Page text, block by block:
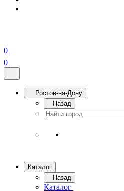
0
0
Ростов-на-Дону
Назад
Каталог
Назад
Каталог